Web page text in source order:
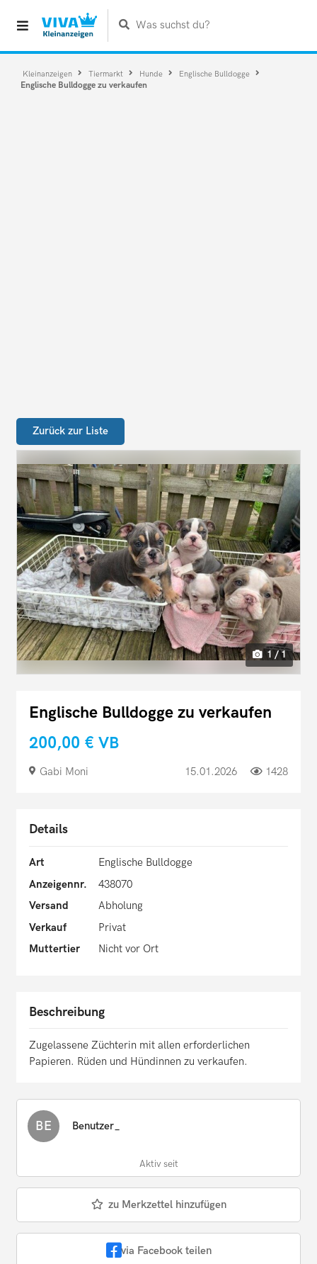
Was suchst du?
Kleinanzeigen Tiermarkt Hunde Englische Bulldogge
Englische Bulldogge zu verkaufen
Zurück zur Liste
1 / 1
Englische Bulldogge zu verkaufen
200,00 € VB
Gabi Moni 15.01.2026 1428
Details
Art
Englische Bulldogge
Anzeigennr.
438070
Versand
Abholung
Verkauf
Privat
Muttertier
Nicht vor Ort
Beschreibung
Zugelassene Züchterin mit allen erforderlichen
Papieren. Rüden und Hündinnen zu verkaufen.
BE Benutzer_
Aktiv seit
zu Merkzettel hinzufügen
via Facebook teilen